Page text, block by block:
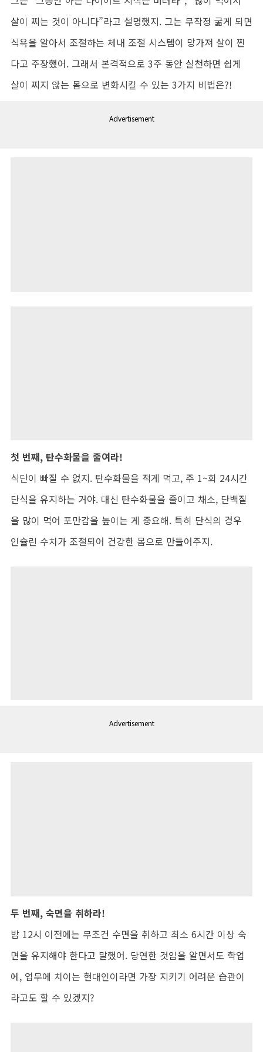
살이 찌는 것이 아니다”라고 설명했지. 그는 무작정 굶게 되면
식욕을 알아서 조절하는 체내 조절 시스템이 망가져 살이 찐
다고 주장했어. 그래서 본격적으로 3주 동안 실천하면 쉽게
살이 찌지 않는 몸으로 변화시킬 수 있는 3가지 비법은?!
Advertisement
첫 번째, 탄수화물을 줄여라!
식단이 빠질 수 없지. 탄수화물을 적게 먹고, 주 1~회 24시간
단식을 유지하는 거야. 대신 탄수화물을 줄이고 채소, 단백질
을 많이 먹어 포만감을 높이는 게 중요해. 특히 단식의 경우
인슐린 수치가 조절되어 건강한 몸으로 만들어주지.
Advertisement
두 번째, 숙면을 취하라!
밤 12시 이전에는 무조건 수면을 취하고 최소 6시간 이상 숙
면을 유지해야 한다고 말했어. 당연한 것임을 알면서도 학업
에, 업무에 치이는 현대인이라면 가장 지키기 어려운 습관이
라고도 할 수 있겠지?